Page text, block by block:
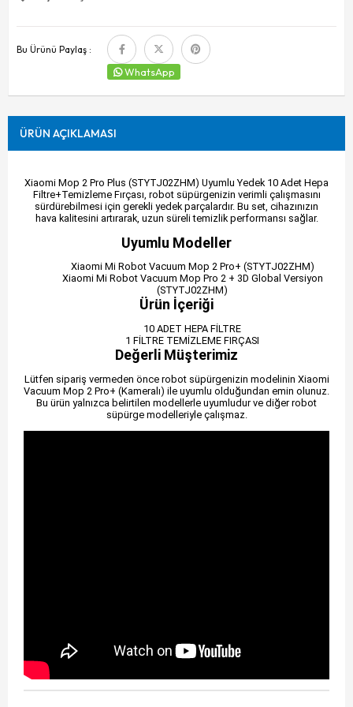
Bu Ürünü Paylaş :
WhatsApp
ÜRÜN AÇIKLAMASI
Xiaomi Mop 2 Pro Plus (STYTJ02ZHM) Uyumlu Yedek 10 Adet Hepa
Filtre+Temizleme Fırçası, robot süpürgenizin verimli çalışmasını
sürdürebilmesi için gerekli yedek parçalardır. Bu set, cihazınızın
hava kalitesini artırarak, uzun süreli temizlik performansı sağlar.
Uyumlu Modeller
Xiaomi Mi Robot Vacuum Mop 2 Pro+ (STYTJ02ZHM)
Xiaomi Mi Robot Vacuum Mop Pro 2 + 3D Global Versiyon
(STYTJ02ZHM)
Ürün İçeriği
10 ADET HEPA FİLTRE
1 FİLTRE TEMİZLEME FIRÇASI
Değerli Müşterimiz
Lütfen sipariş vermeden önce robot süpürgenizin modelinin Xiaomi
Vacuum Mop 2 Pro+ (Kameralı) ile uyumlu olduğundan emin olunuz.
Bu ürün yalnızca belirtilen modellerle uyumludur ve diğer robot
süpürge modelleriyle çalışmaz.